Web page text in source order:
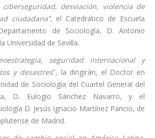
ciberseguridad, desviación, violencia de
ciudadana”, el Catedrático de Escuela
de Sociología, D. Antonio
Universidad de Sevilla.
seguridad internacional y
y desastres”, la dirigirán, el Doctor en
de Sociología del Cuartel General del
D. Eulogio Sánchez Navarro, y el
D. Jesús Ignacio Martínez Paricio, de
de Madrid.